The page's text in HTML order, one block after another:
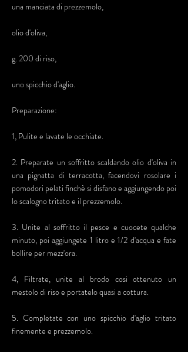
una manciata di prezzemolo,
olio d'oliva,
g. 200 di riso,
uno spicchio d'aglio.
Preparazione:
1, Pulite e lavate le occhiate.
2. Preparate un soffritto scaldando olio d'oliva in
una pignatta di terracotta, facendovi rosolare i
pomodori pelati finchè si disfano e aggiungendo poi
lo scalogno tritato e il prezzemolo.
3. Unite al soffritto il pesce e cuocete qualche
minuto, poi aggiungete 1 litro e 1/2 d'acqua e fate
bollire per mezz'ora.
4, Filtrate, unite al brodo cosi ottenuto un
mestolo di riso e portatelo quasi a cottura.
5. Completate con uno spicchio d'aglio tritato
finemente e prezzemolo.